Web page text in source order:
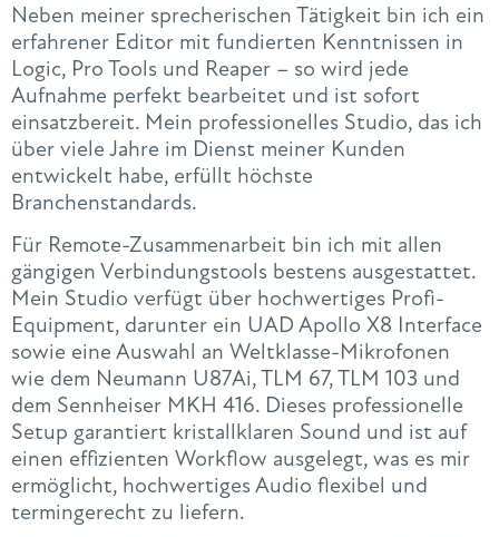
Neben meiner sprecherischen Tätigkeit bin ich ein
erfahrener Editor mit fundierten Kenntnissen in
Logic, Pro Tools und Reaper – so wird jede
Aufnahme perfekt bearbeitet und ist sofort
einsatzbereit. Mein professionelles Studio, das ich
über viele Jahre im Dienst meiner Kunden
entwickelt habe, erfüllt höchste
Branchenstandards.
Für Remote-Zusammenarbeit bin ich mit allen
gängigen Verbindungstools bestens ausgestattet.
Mein Studio verfügt über hochwertiges Profi-
Equipment, darunter ein UAD Apollo X8 Interface
sowie eine Auswahl an Weltklasse-Mikrofonen
wie dem Neumann U87Ai, TLM 67, TLM 103 und
dem Sennheiser MKH 416. Dieses professionelle
Setup garantiert kristallklaren Sound und ist auf
einen effizienten Workflow ausgelegt, was es mir
ermöglicht, hochwertiges Audio flexibel und
termingerecht zu liefern.